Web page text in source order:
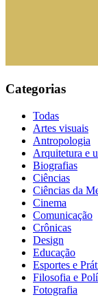
Categorias
Todas
Artes visuais
Antropologia
Arquitetura e
Biografias
Ciências
Ciências da
Cinema
Comunicação
Crônicas
Design
Educação
Esportes e
Filosofia e
Fotografia